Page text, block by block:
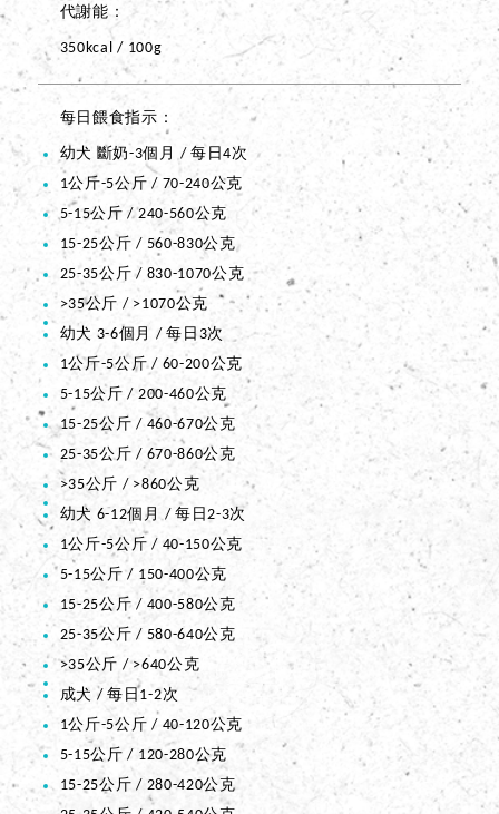
代謝能
350kcal / 100g
每日餵食指示
幼犬 斷奶-3個月 / 每日4次
1公斤-5公斤 / 70-240公克
5-15公斤 / 240-560公克
15-25公斤 / 560-830公克
25-35公斤 / 830-1070公克
>35公斤 / >1070公克
幼犬 3-6個月 / 每日3次
1公斤-5公斤 / 60-200公克
5-15公斤 / 200-460公克
15-25公斤 / 460-670公克
25-35公斤 / 670-860公克
>35公斤 / >860公克
幼犬 6-12個月 / 每日2-3次
1公斤-5公斤 / 40-150公克
5-15公斤 / 150-400公克
15-25公斤 / 400-580公克
25-35公斤 / 580-640公克
>35公斤 / >640公克
成犬 / 每日1-2次
1公斤-5公斤 / 40-120公克
5-15公斤 / 120-280公克
15-25公斤 / 280-420公克